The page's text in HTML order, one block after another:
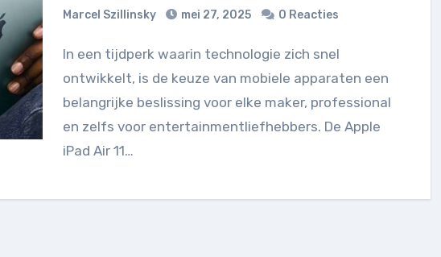
Marcel Szillinsky mei 27, 2025 0 Reacties
In een tijdperk waarin technologie zich snel
ontwikkelt, is de keuze van mobiele apparaten een
belangrijke beslissing voor elke maker, professional
en zelfs voor entertainmentliefhebbers. De Apple
iPad Air 11…